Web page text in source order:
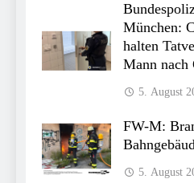
München:
halten
Mann nach
5. August
FW-M:
5. August